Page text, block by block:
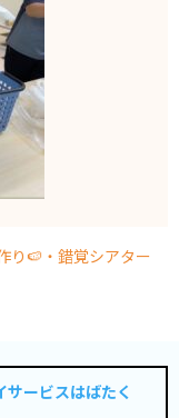
り🍉・錯覚シアター
ービスはばたく